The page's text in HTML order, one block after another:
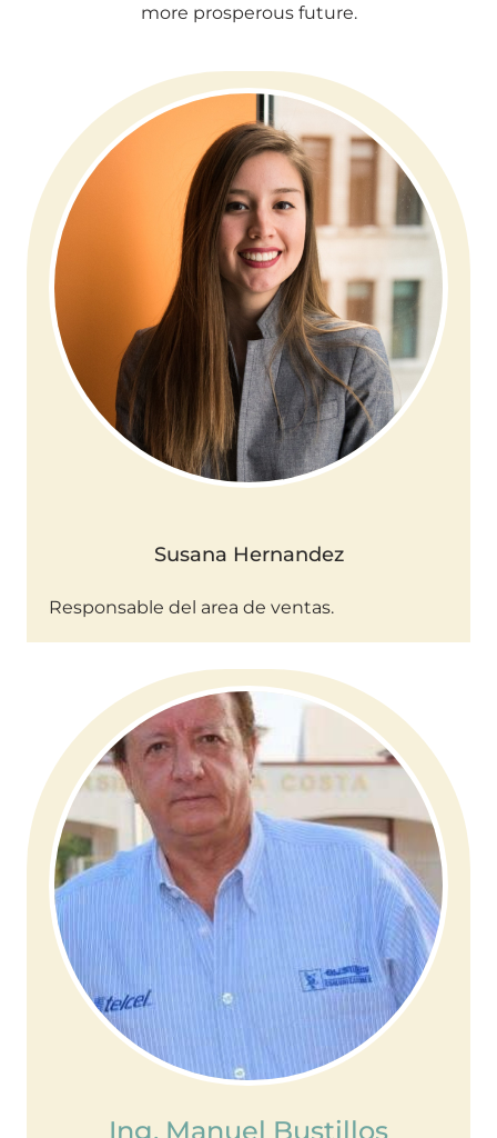
more prosperous future.
Susana Hernandez
Responsable del area de ventas.
Ing. Manuel Bustillos